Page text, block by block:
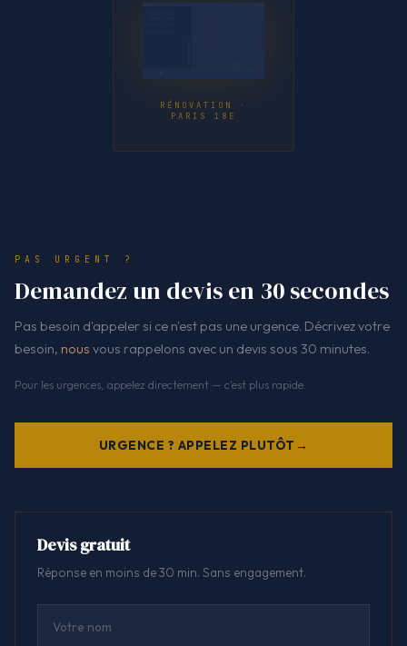
RÉNOVATION ·
PARIS 18E
PAS URGENT ?
Demandez un devis en 30 secondes
Pas besoin d'appeler si ce n'est pas une urgence. Décrivez votre
besoin, nous vous rappelons avec un devis sous 30 minutes.
Pour les urgences, appelez directement — c'est plus rapide.
URGENCE ? APPELEZ PLUTÔT
Devis gratuit
Réponse en moins de 30 min. Sans engagement.